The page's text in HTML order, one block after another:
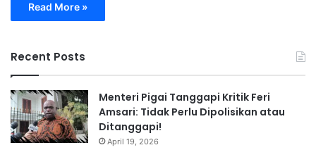
Read More »
Recent Posts
Menteri Pigai Tanggapi Kritik Feri
Amsari: Tidak Perlu Dipolisikan atau
Ditanggapi!
April 19, 2026